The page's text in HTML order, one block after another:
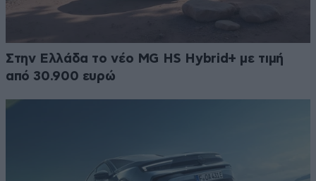
Στην Ελλάδα το νέο MG HS Hybrid+ με τιμή
από 30.900 ευρώ